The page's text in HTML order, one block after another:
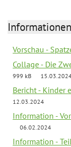
Vorschau -
Collage - Die
999 kB
Bericht - Kinder
12.03.2024
Information -
06.02.2024
Information -